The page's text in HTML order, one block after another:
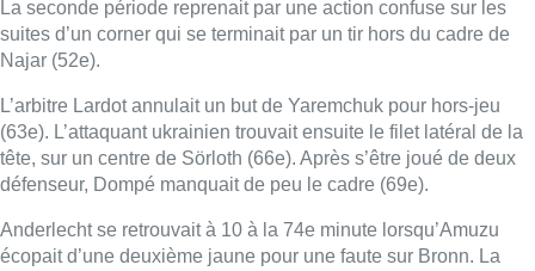
La seconde période reprenait par une action confuse sur les
suites d’un corner qui se terminait par un tir hors du cadre de
Najar (52e).
L’arbitre Lardot annulait un but de Yaremchuk pour hors-jeu
(63e). L’attaquant ukrainien trouvait ensuite le filet latéral de la
tête, sur un centre de Sörloth (66e). Après s’être joué de deux
défenseur, Dompé manquait de peu le cadre (69e).
Anderlecht se retrouvait à 10 à la 74e minute lorsqu’Amuzu
écopait d’une deuxième jaune pour une faute sur Bronn. La